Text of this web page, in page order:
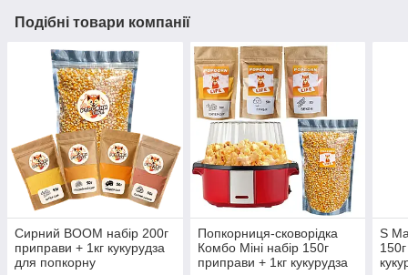
Подібні товари компанії
Сирний BOOM набір 200г
приправи + 1кг кукурудза
для попкорну
Попкорниця-сковорідка
Комбо Міні набір 150г
приправи + 1кг кукурудза
S